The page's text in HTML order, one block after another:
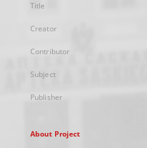
Title
Creator
Contributor
Subject
Publisher
About Project